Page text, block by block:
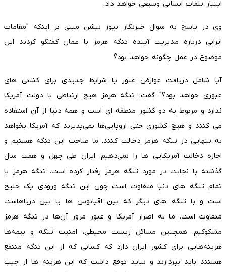
اینبار تلفات انسانی وسیعی خواهد داد.
وی در پاسخ به سوال خبرنگار نیوز نیشن مبنی بر اینکه "مقامات
ایرانی درباره مدیریت آینده تنگه هرمز با عمان گفتگو کردند این
موضوع در عمل چگونه خواهد بود؟
آیا شامل دریافت عوارض عبور یا شرایط جدیدی برای کشتی های
عبوری خواهد بود؟" گفت: تنگه هرمز هیچ ارتباطی با دولت آمریکا
ندارد و مربوط به دو کشور منطقه ای است و همه دنیا از آن استفاده
می کنند و هیچ کشوری حتی اروپایی‌ها نمی‌پذیرند که آمریکا بخواهد
به تنهایی در تنگه هرمز دخالت کنند. ما صاحب این تنگه هستیم و
اجازه دخالت آمریکایی ها را نمی‌دهیم. ایران طی چهل و هفت سال
گذشته با نجابت در مورد تنگه هرمز رفتار کرده است. تنگه هرمز با
تمام تنگه های دنیا متفاوت است چون این تنگه ورودی یک خلیج
است و با تنگه های دیگر که بین اقیانوس ها یا بین دریاهاست
متفاوت است. ما به اصرار آمریکا و عبور مرور آن‌ها در تنگه هرمز
مشکوکیم. همچنین مسائل زیست محیطی، امنیت تنگه و بیمه‌ها
هزینه‌هایی برای کشور ایران دارد که کسانی که از این تنگه منتفع
هستند باید بپردازند و نباید توقع داشت که این هزینه ها از جیب